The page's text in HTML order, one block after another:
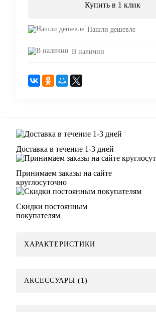
Купить в 1 клик
Нашли дешевле
В наличии
Доставка в течение 1-3 дней
Принимаем заказы на сайте
круглосуточно
Скидки постоянным
покупателям
ХАРАКТЕРИСТИКИ
АКСЕССУАРЫ (1)